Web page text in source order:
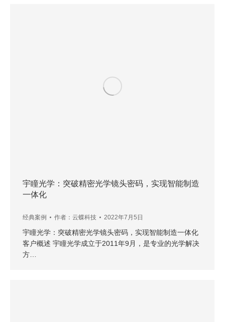
宇瞳光学：突破精密光学镜头密码，实现智能制造
一体化
经典案例 作者： 云蝶科技 2022年7月5日
宇瞳光学：突破精密光学镜头密码，实现智能制造一体化
客户概述 宇瞳光学成立于2011年9月，是专业的光学解决
方…